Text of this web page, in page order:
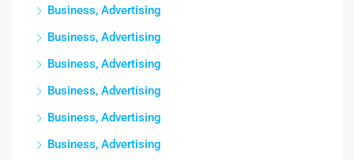
Business, Advertising
Business, Advertising
Business, Advertising
Business, Advertising
Business, Advertising
Business, Advertising